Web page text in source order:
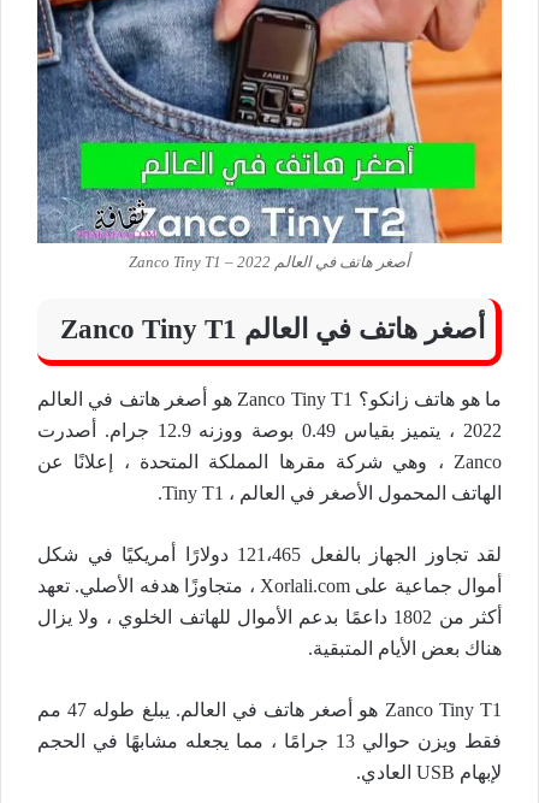
أصغر هاتف في العالم 2022 – Zanco Tiny T1
أصغر هاتف في العالم Zanco Tiny T1
ما هو هاتف زانكو؟ Zanco Tiny T1 هو أصغر هاتف في العالم
2022 ، يتميز بقياس 0.49 بوصة ووزنه 12.9 جرام. أصدرت
Zanco ، وهي شركة مقرها المملكة المتحدة ، إعلانًا عن
الهاتف المحمول الأصغر في العالم ، Tiny T1.
لقد تجاوز الجهاز بالفعل 121،465 دولارًا أمريكيًا في شكل
أموال جماعية على Xorlali.com ، متجاوزًا هدفه الأصلي. تعهد
أكثر من 1802 داعمًا بدعم الأموال للهاتف الخلوي ، ولا يزال
هناك بعض الأيام المتبقية.
Zanco Tiny T1 هو أصغر هاتف في العالم. يبلغ طوله 47 مم
فقط ويزن حوالي 13 جرامًا ، مما يجعله مشابهًا في الحجم
لإبهام USB العادي.